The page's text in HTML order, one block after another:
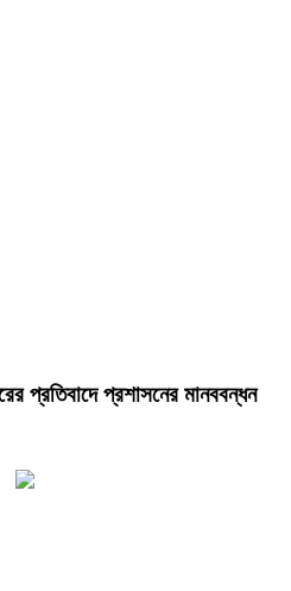
প্রতিবাদে প্রশাসনের মানববন্ধন